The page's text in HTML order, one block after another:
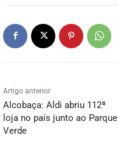
Artigo anterior
Alcobaça: Aldi abriu 112ª
loja no país junto ao Parque
Verde